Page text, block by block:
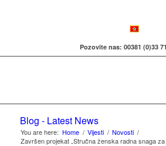
Pozovite nas: 00381 (0)33
Blog - Latest News
You are here: Home / Vijesti / Novosti /
Završen projekat „Stručna ženska radna snaga za